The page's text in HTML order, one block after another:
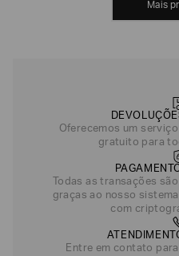
Oferecemos um
gratuito para
Todas as transações
graças ao nosso
com
Entre em contato